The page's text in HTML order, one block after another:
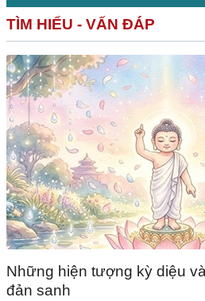
TÌM HIỂU - VẤN ĐÁP
Những hiện tượng kỳ diệu
đản sanh